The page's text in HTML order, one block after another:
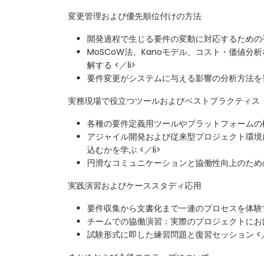
変更管理および優先順位付けの方法
開発過程で生じる要件の変動に対応するため
MoSCoW法、Kanoモデル、コスト・価値分
解する <／li>
要件変更がシステムに与える影響の分析方法
実務現場で役立つツールおよびベストプラクティス
各種の要件定義用ツールやプラットフォーム
アジャイル開発および従来型プロジェクト環
込むかを学ぶ <／li>
円滑なコミュニケーションと協働性向上のた
実践演習およびケーススタディ応用
要件収集から文書化まで一連のプロセスを体
チームでの協働演習：実際のプロジェクトに
試験形式に即した練習問題と復習セッション <